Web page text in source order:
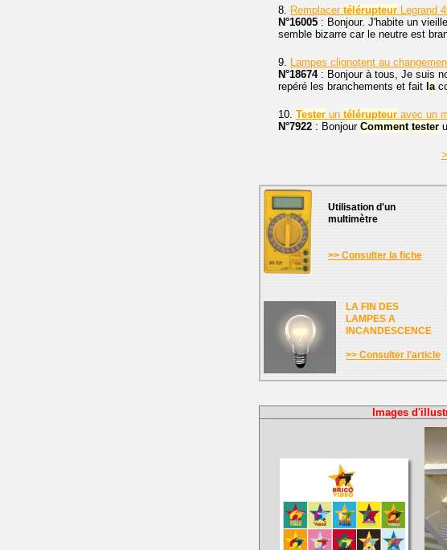
8. Remplacer télérupteur Legrand
N°16005 : Bonjour. J'habite un
semble bizarre car le neutre est
9. Lampes clignotent au
N°18674: Bonjour à tous, Je suis
repéré les branchements et fait la
10. Tester un télérupteur avec un
N°7922 : Bonjour Comment tester
Utilisation d'un
multimètre
>> Consulter la fiche
LA FIN DES
LAMPES A
INCANDESCENCE
>> Consulter l'article
Images